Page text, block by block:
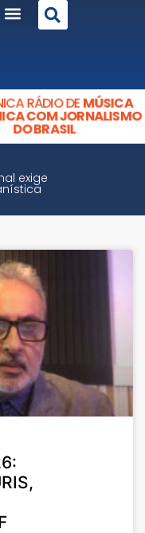
RÁDIO DE MÚSICA
COM JORNALISMO
DO BRASIL
exige